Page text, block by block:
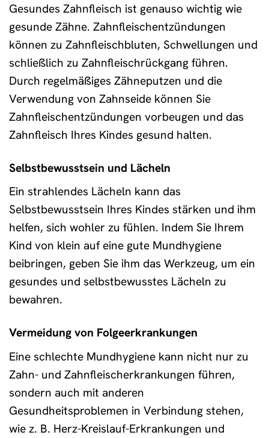
Gesundes Zahnfleisch ist genauso wichtig wie
gesunde Zähne. Zahnfleischentzündungen
können zu Zahnfleischbluten, Schwellungen und
schließlich zu Zahnfleischrückgang führen.
Durch regelmäßiges Zähneputzen und die
Verwendung von Zahnseide können Sie
Zahnfleischentzündungen vorbeugen und das
Zahnfleisch Ihres Kindes gesund halten.
Selbstbewusstsein und Lächeln
Ein strahlendes Lächeln kann das
Selbstbewusstsein Ihres Kindes stärken und ihm
helfen, sich wohler zu fühlen. Indem Sie Ihrem
Kind von klein auf eine gute Mundhygiene
beibringen, geben Sie ihm das Werkzeug, um ein
gesundes und selbstbewusstes Lächeln zu
bewahren.
Vermeidung von Folgeerkrankungen
Eine schlechte Mundhygiene kann nicht nur zu
Zahn- und Zahnfleischerkrankungen führen,
sondern auch mit anderen
Gesundheitsproblemen in Verbindung stehen,
wie z. B. Herz-Kreislauf-Erkrankungen und